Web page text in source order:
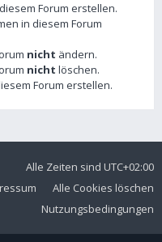
Forum erstellen.
in diesem Forum
nicht ändern.
nicht löschen.
Forum erstellen.
Alle Zeiten sind UTC+02:00
Alle Cookies löschen
Nutzungsbedingungen